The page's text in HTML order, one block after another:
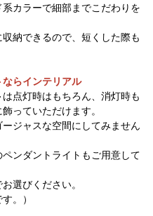
カラーで細部までこだわりを
納できるので、短くした際も
らインテリアル
は点灯時はもちろん、消灯時も
っていただけます。
ジャスな空間にしてみません
ンダントライトもご用意して
選びください。
。）